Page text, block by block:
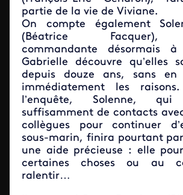
partie de la vie de Viviane.
On compte également
(Béatrice Facquer),
commandante désormais
Gabrielle découvre qu’elles
depuis douze ans, sans en
immédiatement les
l’enquête, Solenne,
suffisamment de contacts
collègues pour continuer
sous-marin, finira pourtant
une aide précieuse : elle
certaines choses ou au
ralentir…